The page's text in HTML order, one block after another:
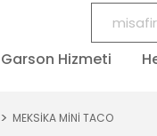
Garson Hizmeti
MEKSİKA MİNİ TACO